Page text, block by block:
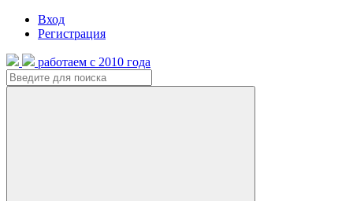
Вход
Регистрация
работаем с 2010 года